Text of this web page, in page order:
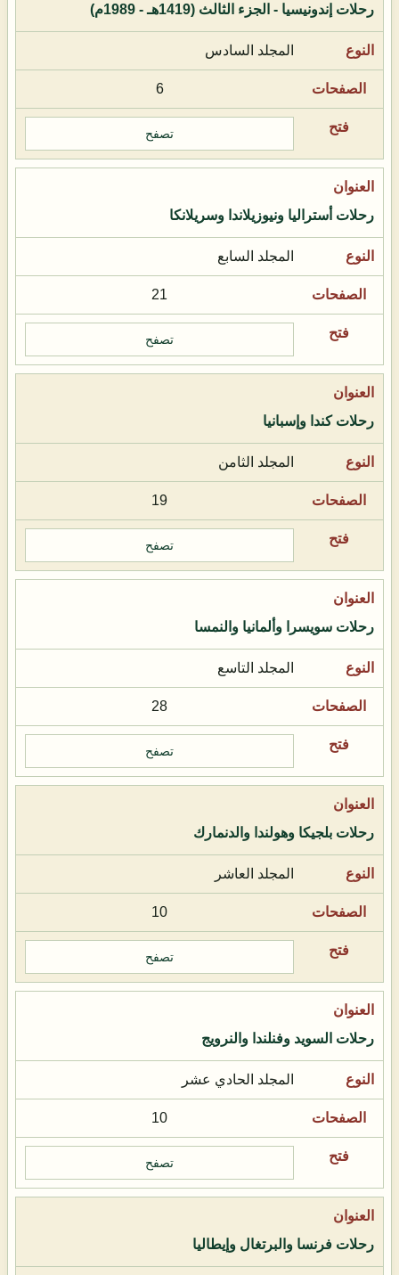
رحلات إندونيسيا - الجزء الثالث (1419هـ - 1989م)
المجلد السادس
6
تصفح
رحلات أستراليا ونيوزيلاندا وسريلانكا
المجلد السابع
21
تصفح
رحلات كندا وإسبانيا
المجلد الثامن
19
تصفح
رحلات سويسرا وألمانيا والنمسا
المجلد التاسع
28
تصفح
رحلات بلجيكا وهولندا والدنمارك
المجلد العاشر
10
تصفح
رحلات السويد وفنلندا والنرويج
المجلد الحادي عشر
10
تصفح
رحلات فرنسا والبرتغال وإيطاليا